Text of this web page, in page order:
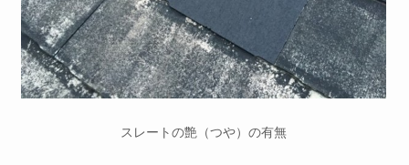
スレートの艶（つや）の有無